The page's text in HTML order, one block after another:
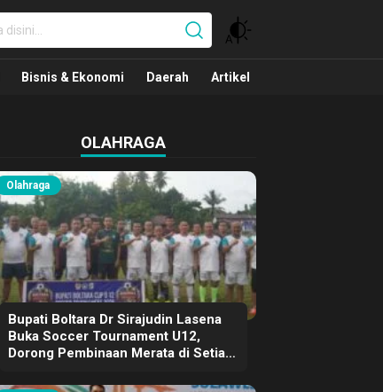
Bisnis & Ekonomi Daerah Artikel
OLAHRAGA
Olahraga
Bupati Boltara Dr Sirajudin Lasena
Buka Soccer Tournament U12,
Dorong Pembinaan Merata di Setiap